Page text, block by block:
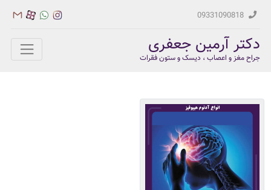
دکتر آرمین جعفری
جراح مغز و اعصاب ، دیسک و ستون فقرات